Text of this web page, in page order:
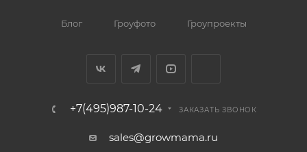
Блог Гроуфото Гроупроекты
+7(495)987-10-24 ЗАКАЗАТЬ ЗВОНОК
sales@growmama.ru